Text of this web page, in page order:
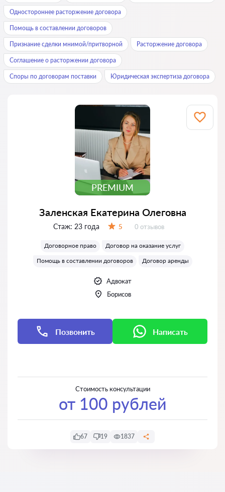
Одностороннее расторжение договора
Помощь в составлении договоров
Признание сделки мнимой/притворной Расторжение договора
Соглашение о расторжении договора
Споры по договорам поставки Юридическая экспертиза договора
PREMIUM
Заленская Екатерина Олеговна
Стаж: 23 года 5 Отзывов:
0 отзывов
Договорное право
Договор на оказание услуг
Помощь в составлении договоров
Договор аренды
Адвокат
Борисов
Позвонить Написать
Стоимость консультации
от 100 рублей
67 19 1837